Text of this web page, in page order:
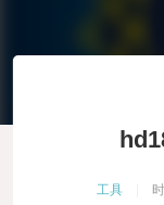
工具